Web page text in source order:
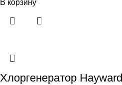
В корзину
Хлоргенератор